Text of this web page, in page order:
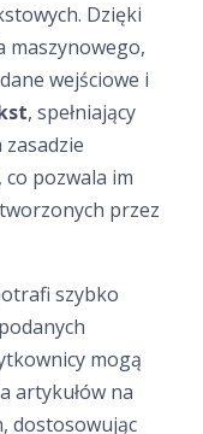
Dzięki
maszynowego,
wejściowe i
, spełniający
pozwala im
przez
szybko
mogą
artykułów na
dostosowując